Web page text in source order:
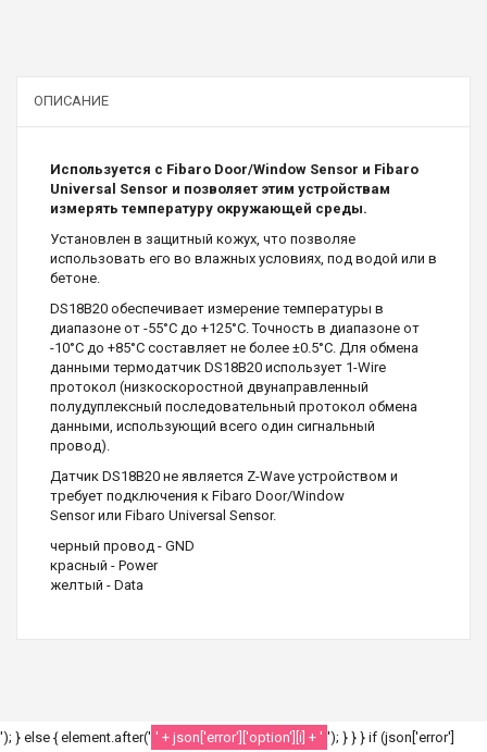
ОПИСАНИЕ
Используется с Fibaro Door/Window Sensor и Fibaro
Universal Sensor и позволяет этим устройствам
измерять температуру окружающей среды.
Установлен в защитный кожух, что позволяе
использовать его во влажных условиях, под водой или в
бетоне.
DS18B20 обеспечивает измерение температуры в
диапазоне от -55°C до +125°C. Точность в диапазоне от
-10°C до +85°C составляет не более ±0.5°C. Для обмена
данными термодатчик DS18B20 использует 1-Wire
протокол (низкоскоростной двунаправленный
полудуплексный последовательный протокол обмена
данными, использующий всего один сигнальный
провод).
Датчик DS18B20 не является Z-Wave устройством и
требует подключения к Fibaro Door/Window
Sensor или Fibaro Universal Sensor.
черный провод - GND
красный - Power
желтый - Data
'); } else { element.after(' ' + json['error']['option'][i] + ' '); } } } if (json['error']